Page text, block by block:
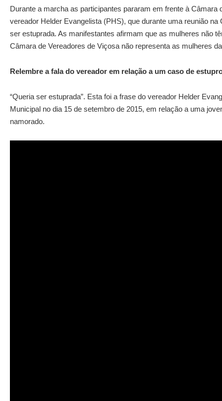
Durante a marcha as participantes pararam em frente à
vereador Helder Evangelista (PHS), que durante uma reunião
ser estuprada. As manifestantes afirmam que as mulheres não
Câmara de Vereadores de Viçosa não representa as mulheres
Relembre a fala do vereador em relação a um caso de
“Queria ser estuprada”. Esta foi a frase do vereador Helder
Municipal no dia 15 de setembro de 2015, em relação a uma
namorado.